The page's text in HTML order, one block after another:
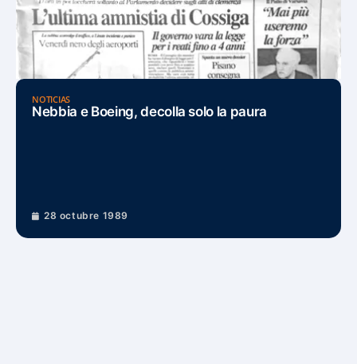
NOTICIAS
Nebbia e Boeing, decolla solo la paura
28 octubre 1989